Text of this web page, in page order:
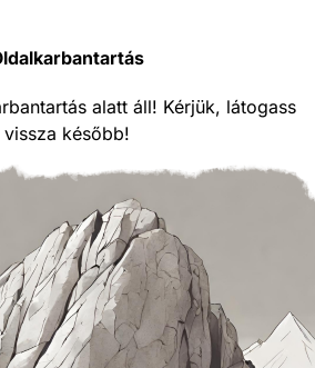
alatt áll! Kérjük, látogass
vissza később!